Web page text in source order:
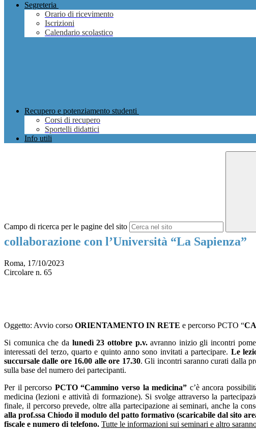
Segreteria
Orario di ricevimento
Iscrizioni
Calendario scolastico
Recupero e potenziamento studenti
Corsi di recupero
Sportelli didattici
Info utili
Campo di ricerca per le pagine del sito
collaborazione con l’Università “La Sapienza”
Roma, 17/10/2023
Circolare n. 65
Oggetto: Avvio corso ORIENTAMENTO IN RETE e percorso PCTO “
Si comunica che da lunedì 23 ottobre p.v.avranno inizio gli incontri
interessati del terzo, quarto e quinto anno sono invitati a partecipare. Le
succursale dalle ore 16.00 alle ore 17.30. Gli incontri saranno curati dalla
sulla base del numero dei partecipanti.
Per il percorso PCTO “Cammino verso la medicina” c’è ancora
medicina (lezioni e attività di formazione). Si svolge attraverso la
finale, il percorso prevede, oltre alla partecipazione ai seminari, anche la
alla prof.ssa Chiodo il modulo del patto formativo (scaricabile dal sito
fiscale e numero di telefono. Tutte le informazioni sui seminari e altro